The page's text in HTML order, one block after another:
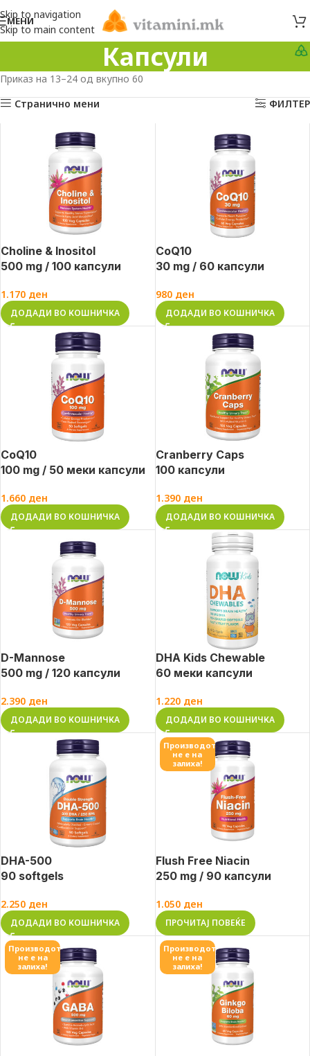
Skip to navigation
Skip to main content
МЕНИ
Капсули
Приказ на 13–24 од вкупно 60
Странично мени
ФИЛТЕР
Choline & Inositol
500 mg / 100 капсули
1.170 ден
ДОДАДИ ВО КОШНИЧКА
CoQ10
30 mg / 60 капсули
980 ден
ДОДАДИ ВО КОШНИЧКА
CoQ10
100 mg / 50 меки капсули
1.660 ден
ДОДАДИ ВО КОШНИЧКА
Cranberry Caps
100 капсули
1.390 ден
ДОДАДИ ВО КОШНИЧКА
D-Mannose
500 mg / 120 капсули
2.390 ден
ДОДАДИ ВО КОШНИЧКА
DHA Kids Chewable
60 меки капсули
1.220 ден
ДОДАДИ ВО КОШНИЧКА
DHA-500
90 softgels
2.250 ден
ДОДАДИ ВО КОШНИЧКА
Производот
не е на
залиха!
Flush Free Niacin
250 mg / 90 капсули
1.050 ден
ПРОЧИТАЈ ПОВЕЌЕ
Производот
не е на
залиха!
Производот
не е на
залиха!